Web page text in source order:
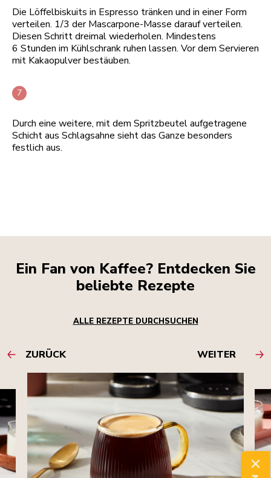
Die Löffelbiskuits in Espresso tränken und in einer Form
verteilen. 1/3 der Mascarpone-Masse darauf verteilen.
Diesen Schritt dreimal wiederholen. Mindestens
6 Stunden im Kühlschrank ruhen lassen. Vor dem Servieren
mit Kakaopulver bestäuben.
Durch eine weitere, mit dem Spritzbeutel aufgetragene
Schicht aus Schlagsahne sieht das Ganze besonders
festlich aus.
Ein Fan von Kaffee? Entdecken Sie
beliebte Rezepte
ALLE REZEPTE DURCHSUCHEN
ZURÜCK WEITER